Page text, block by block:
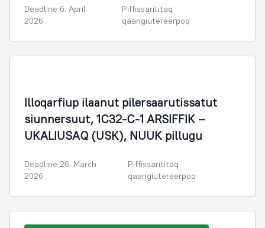
Deadline 6. April
2026
Piffissarititaq
qaangiutereerpoq
Illoqarfiup ilaanut pilersaarutissatut
siunnersuut, 1C32-C-1 ARSIFFIK –
UKALIUSAQ (USK), NUUK pillugu
Deadline 26. March
2026
Piffissarititaq
qaangiutereerpoq